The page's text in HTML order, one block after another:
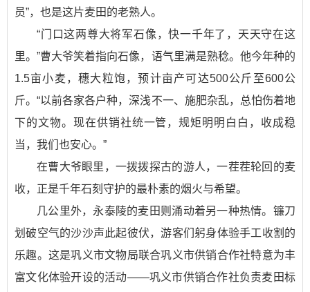
员”，也是这片麦田的老熟人。
“门口这两尊大将军石像，快一千年了，天天守在这
里。”曹大爷笑着指向石像，语气里满是熟稔。他今年种的
1.5亩小麦，穗大粒饱，预计亩产可达500公斤至600公
斤。“以前各家各户种，深浅不一、施肥杂乱，总怕伤着地
下的文物。现在供销社统一管，规矩明明白白，收成稳
当，我们也安心。”
在曹大爷眼里，一拨拨探古的游人，一茬茬轮回的麦
收，正是千年石刻守护的最朴素的烟火与希望。
几公里外，永泰陵的麦田则涌动着另一种热情。镰刀
划破空气的沙沙声此起彼伏，游客们躬身体验手工收割的
乐趣。这是巩义市文物局联合巩义市供销合作社特意为丰
富文化体验开设的活动——巩义市供销合作社负责麦田标